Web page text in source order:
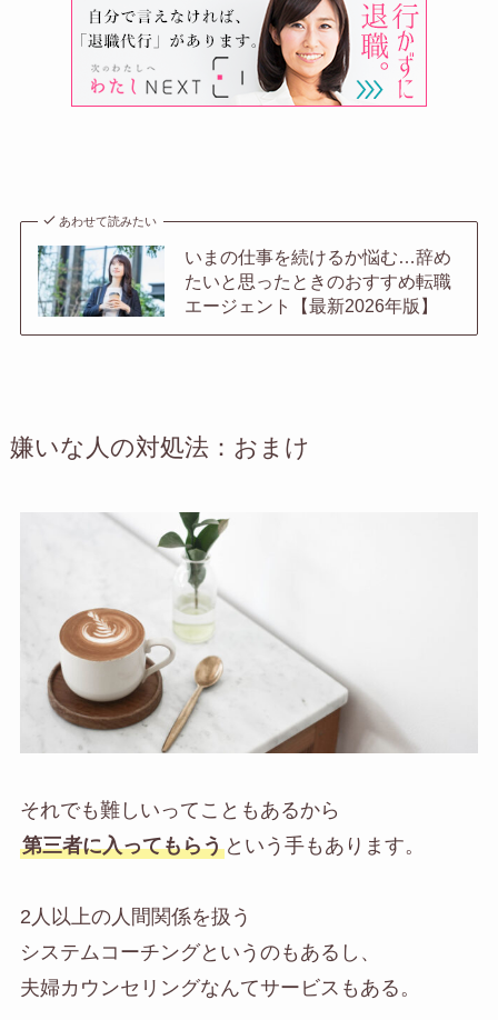
あわせて読みたい
いまの仕事を続けるか悩む…辞め
たいと思ったときのおすすめ転職
エージェント【最新2026年版】
嫌いな人の対処法：おまけ
それでも難しいってこともあるから
第三者に入ってもらうという手もあります。
2人以上の人間関係を扱う
システムコーチングというのもあるし、
夫婦カウンセリングなんてサービスもある。